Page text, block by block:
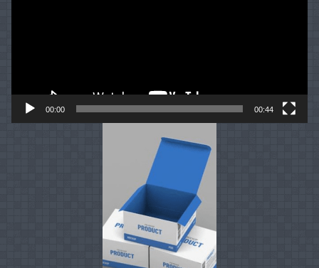
00:00 00:44